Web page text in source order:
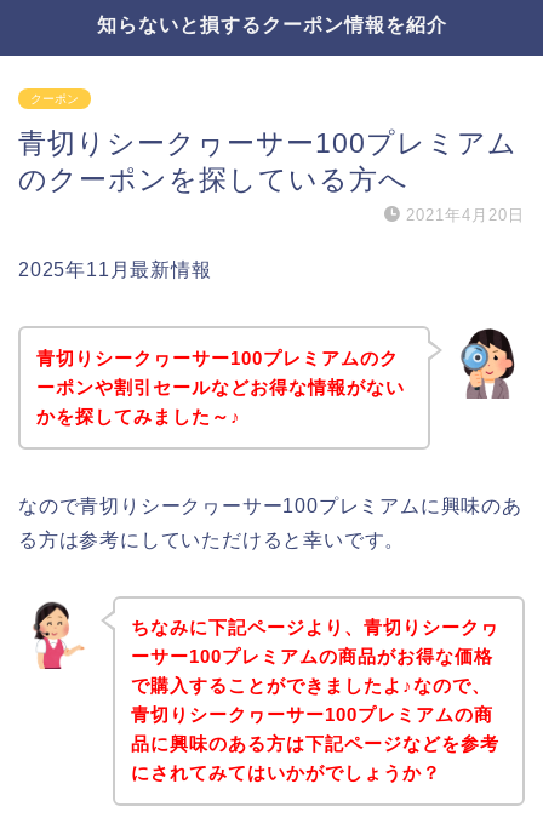
知らないと損するクーポン情報を紹介
クーポン
青切りシークヮーサー100プレミアム
のクーポンを探している方へ
2021年4月20日
2025年11月最新情報
青切りシークヮーサー100プレミアムのク
ーポンや割引セールなどお得な情報がない
かを探してみました～♪
なので青切りシークヮーサー100プレミアムに興味のあ
る方は参考にしていただけると幸いです。
ちなみに下記ページより、青切りシークヮ
ーサー100プレミアムの商品がお得な価格
で購入することができましたよ♪なので、
青切りシークヮーサー100プレミアムの商
品に興味のある方は下記ページなどを参考
にされてみてはいかがでしょうか？